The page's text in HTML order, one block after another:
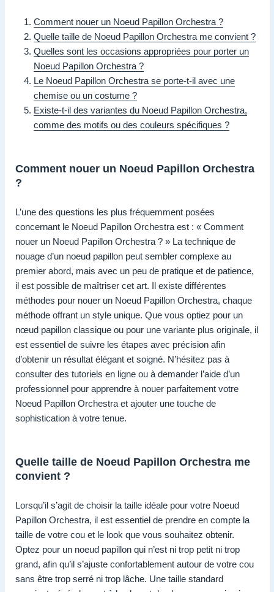
Comment nouer un Noeud Papillon Orchestra ?
Quelle taille de Noeud Papillon Orchestra me convient ?
Quelles sont les occasions appropriées pour porter un
Noeud Papillon Orchestra ?
Le Noeud Papillon Orchestra se porte-t-il avec une
chemise ou un costume ?
Existe-t-il des variantes du Noeud Papillon Orchestra,
comme des motifs ou des couleurs spécifiques ?
Comment nouer un Noeud Papillon Orchestra
?
L’une des questions les plus fréquemment posées
concernant le Noeud Papillon Orchestra est : « Comment
nouer un Noeud Papillon Orchestra ? » La technique de
nouage d’un noeud papillon peut sembler complexe au
premier abord, mais avec un peu de pratique et de patience,
il est possible de maîtriser cet art. Il existe différentes
méthodes pour nouer un Noeud Papillon Orchestra, chaque
méthode offrant un style unique. Que vous optiez pour un
nœud papillon classique ou pour une variante plus originale, il
est essentiel de suivre les étapes avec précision afin
d’obtenir un résultat élégant et soigné. N’hésitez pas à
consulter des tutoriels en ligne ou à demander l’aide d’un
professionnel pour apprendre à nouer parfaitement votre
Noeud Papillon Orchestra et ajouter une touche de
sophistication à votre tenue.
Quelle taille de Noeud Papillon Orchestra me
convient ?
Lorsqu’il s’agit de choisir la taille idéale pour votre Noeud
Papillon Orchestra, il est essentiel de prendre en compte la
taille de votre cou et le look que vous souhaitez obtenir.
Optez pour un noeud papillon qui n’est ni trop petit ni trop
grand, afin qu’il s’ajuste confortablement autour de votre cou
sans être trop serré ni trop lâche. Une taille standard